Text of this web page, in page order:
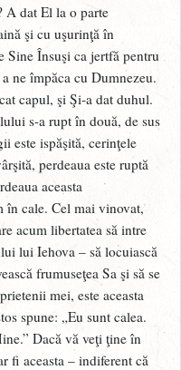
A dat El la o parte
şi cu uşurinţă în
Sine Însuşi ca jertfă pentru
ne împăca cu Dumnezeu.
capul, şi Şi-a dat duhul.
s-a rupt în două, de sus
este ispăşită, cerinţele
perdeaua este ruptă
aceasta
în cale. Cel mai vinovat,
acum libertatea să intre
lui Iehova – să locuiască
frumuseţea Sa şi să se
mei, este aceasta
spune: „Eu sunt calea.
Dacă vă veţi ţine în
fi aceasta – indiferent că